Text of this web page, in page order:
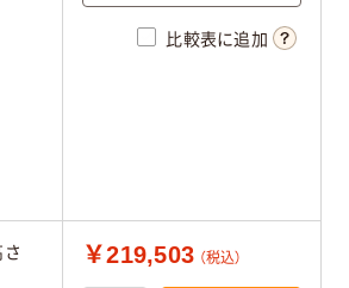
比較表に追加
￥219,503 （税込）